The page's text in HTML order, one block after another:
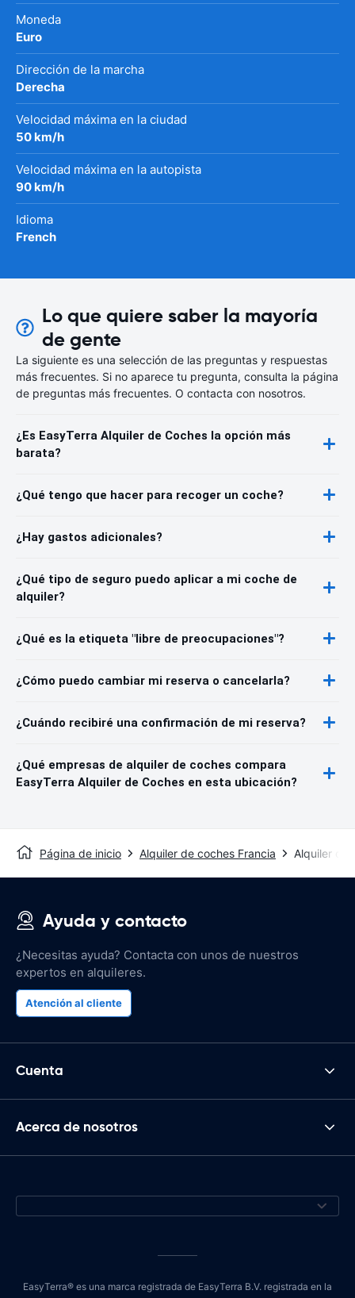
Moneda
Euro
Dirección de la marcha
Derecha
Velocidad máxima en la ciudad
50 km/h
Velocidad máxima en la autopista
90 km/h
Idioma
French
Lo que quiere saber la mayoría
de gente
La siguiente es una selección de las preguntas y respuestas
más frecuentes. Si no aparece tu pregunta, consulta la página
de preguntas más frecuentes. O contacta con nosotros.
¿Es EasyTerra Alquiler de Coches la opción más
barata?
¿Qué tengo que hacer para recoger un coche?
¿Hay gastos adicionales?
¿Qué tipo de seguro puedo aplicar a mi coche de
alquiler?
¿Qué es la etiqueta "libre de preocupaciones"?
¿Cómo puedo cambiar mi reserva o cancelarla?
¿Cuándo recibiré una confirmación de mi reserva?
¿Qué empresas de alquiler de coches compara
EasyTerra Alquiler de Coches en esta ubicación?
Página de inicio Alquiler de coches Francia Alquiler de
Ayuda y contacto
¿Necesitas ayuda? Contacta con unos de nuestros
expertos en alquileres.
Atención al cliente
Cuenta
Acerca de nosotros
EasyTerra® es una marca registrada de EasyTerra B.V. registrada en la